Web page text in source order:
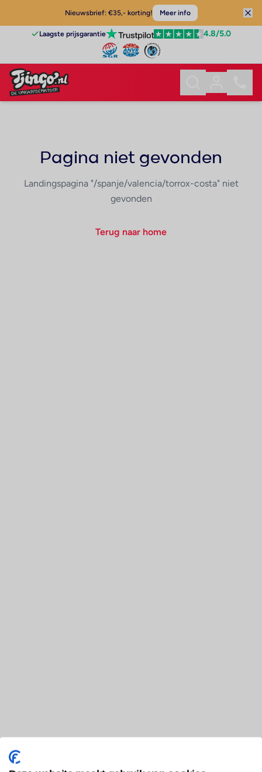
Nieuwsbrief: €35,- korting! Meer info
Laagste prijsgarantie 4.8/5.0
Pagina niet gevonden
Landingspagina "/spanje/valencia/torrox-costa" niet
gevonden
Terug naar home